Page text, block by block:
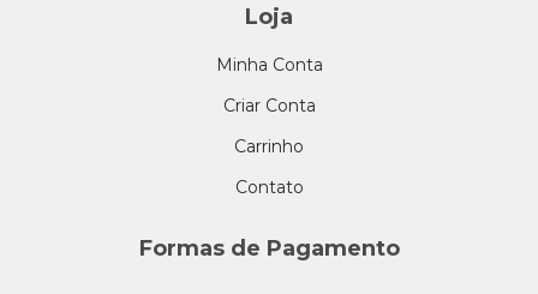
Loja
Minha Conta
Criar Conta
Carrinho
Contato
Formas de Pagamento